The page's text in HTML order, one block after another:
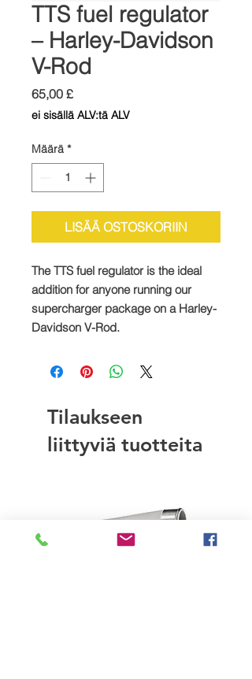
TTS fuel regulator
– Harley-Davidson
V-Rod
65,00 £Hinta
ei sisällä ALV:tä ALV
Määrä *
LISÄÄ OSTOSKORIIN
The TTS fuel regulator is the ideal
addition for anyone running our
supercharger package on a Harley-
Davidson V-Rod.
Tilaukseen
liittyviä tuotteita